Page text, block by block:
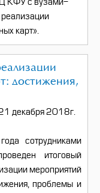
КФУ с вузами-
карт».
достижения,
декабря 2018г.
сотрудниками
итоговый
мероприятий
проблемы и